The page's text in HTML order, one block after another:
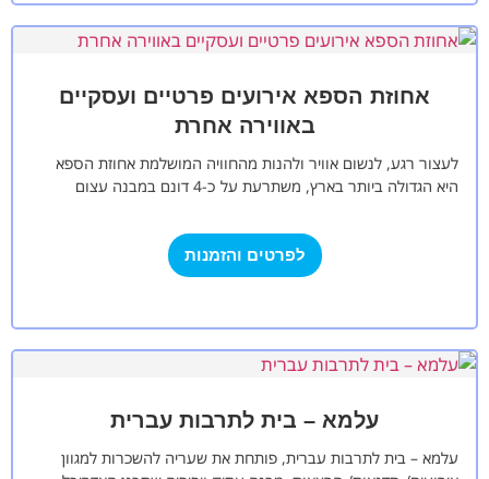
אחוזת הספא אירועים פרטיים ועסקיים
באווירה אחרת
לעצור רגע, לנשום אוויר ולהנות מהחוויה המושלמת אחוזת הספא
היא הגדולה ביותר בארץ, משתרעת על כ-4 דונם במבנה עצום
לפרטים והזמנות
עלמא – בית לתרבות עברית
עלמא – בית לתרבות עברית, פותחת את שעריה להשכרות למגוון